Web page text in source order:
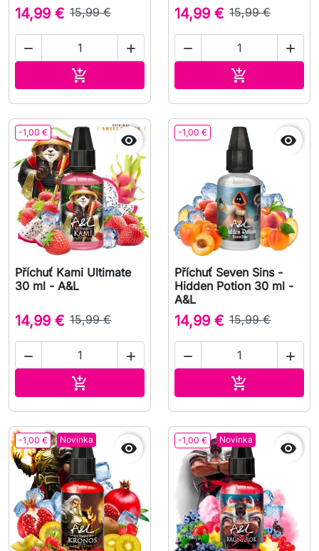
14,99 € 15,99 €
 

14,99 € 15,99 €
 

-1,00 € 
Příchuť Kami Ultimate
30 ml - A&L
14,99 € 15,99 €
 

-1,00 € 
Příchuť Seven Sins -
Hidden Potion 30 ml -
A&L
14,99 € 15,99 €
 

-1,00 € Novinka
 -1,00 € Novinka
